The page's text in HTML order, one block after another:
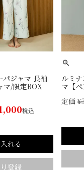
パジャマ 長袖
マ/限定BOX
税込
れる
ルミ
マ【
定価 ¥